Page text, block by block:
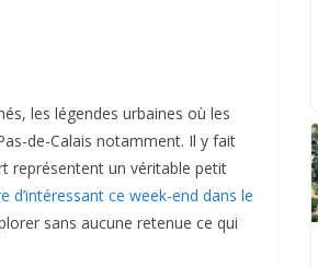
les légendes urbaines où les
de-Calais notamment. Il y fait
représentent un véritable petit
d’intéressant ce week-end dans le
sans aucune retenue ce qui